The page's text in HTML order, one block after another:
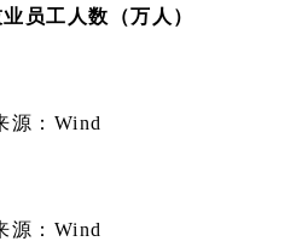
业员工人数（万人）
源：Wind
源：Wind